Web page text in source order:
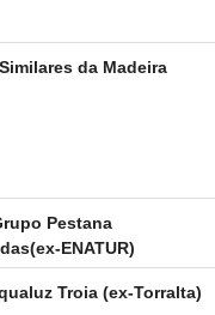
da Madeira
Pestana
(ex-ENATUR)
Troia (ex-Torralta)